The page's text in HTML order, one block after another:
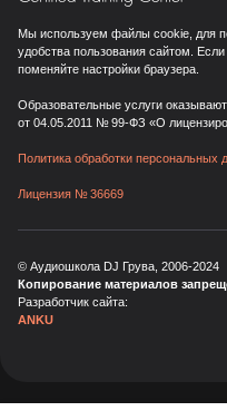
Политика обработки персональных
Лицензия № 36669
Мы используем файлы cookie, для
удобства пользования сайтом.
поменяйте настройки браузера.
Образовательные услуги
от 04.05.2011 № 99-ФЗ «О
© Аудиошкола DJ Грува, 2006-2024
Копирование материалов
Разработчик сайта:
ANKU